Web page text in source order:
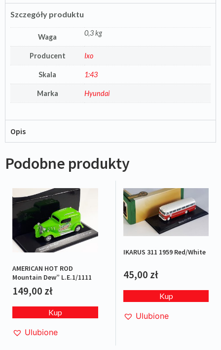
Szczegóły produktu
Waga 0,3 kg
Producent Ixo
Skala 1:43
Marka Hyundai
Opis
Podobne produkty
AMERICAN HOT ROD
Mountain Dew” L.E.1/1111
149,00 zł
Kup
Ulubione
IKARUS 311 1959 Red/White
45,00 zł
Kup
Ulubione